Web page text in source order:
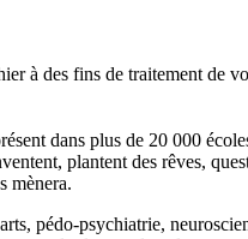
à des fins de traitement de
dans plus de 20 000
plantent des rêves,
mènera.
pédo-psychiatrie,